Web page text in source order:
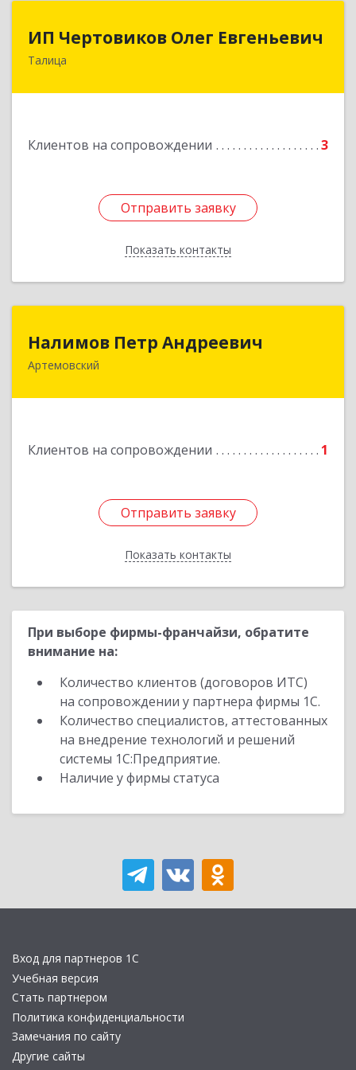
ИП Чертовиков Олег Евгеньевич
Талица
Клиентов на сопровождении 3
Отправить заявку
Показать контакты
623640, Свердловская обл, Талица г, Ленина ул,
Отправить заявку
Назад
Налимов Петр Андреевич
Артемовский
Клиентов на сопровождении 1
Отправить заявку
Показать контакты
623780, Свердловская обл, Артемовский г,
Отправить заявку
Назад
При выборе фирмы-франчайзи, обратите
внимание на:
Количество клиентов (договоров ИТС)
на сопровождении у партнера фирмы 1С.
Количество специалистов, аттестованных
на внедрение технологий и решений
системы 1С:Предприятие.
Наличие у фирмы статуса
Вход для партнеров 1С
Учебная версия
Стать партнером
Политика конфиденциальности
Замечания по сайту
Другие сайты